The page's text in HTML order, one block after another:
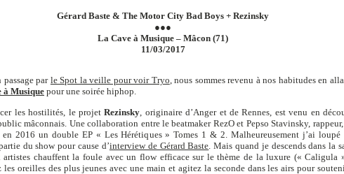
Gérard Baste & The Motor City Bad Boys + Rezinsky
●●●
La Cave à Musique – Mâcon (71)
11/03/2017
passage parle Spot la veille pour voir Tryo, nous sommes revenu à nos habitudes en
à Musiquepour une soirée hiphop.
les hostilités, le projetRezinsky, originaire d’Anger et de Rennes, est venu en
mâconnais. Une collaboration entre le beatmaker RezO et Pepso Stavinsky,
en 2016 un double EP « Les Hérétiques » Tomes 1 & 2. Malheureusement j’ai loupé
du show pour cause d’interview de Gérard Baste. Mais quand je descends dans la
artistes chauffent la foule avec un flow efficace sur le thème de la luxure (« Caligula
les oreilles des plus jeunes avec une main et agitez la seconde dans les airs pour